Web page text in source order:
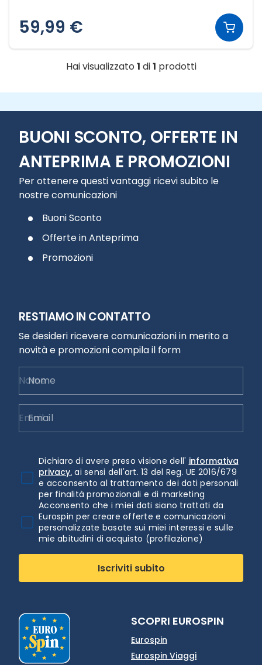
59,99 €
Hai visualizzato 1 di1 prodotti
BUONI SCONTO, OFFERTE IN
ANTEPRIMA E PROMOZIONI
Per ottenere questi vantaggi ricevi subito le
nostre comunicazioni
Buoni Sconto
Offerte in Anteprima
Promozioni
RESTIAMO IN CONTATTO
Se desideri ricevere comunicazioni in merito a
novità e promozioni compila il form
Nome
Email
Dichiaro di avere preso visione dell' informativa
privacy. ai sensi dell'art. 13 del Reg. UE 2016/679
e acconsento al trattamento dei dati personali
per finalità promozionali e di marketing
Acconsento che i miei dati siano trattati da
Eurospin per creare offerte e comunicazioni
personalizzate basate sui miei interessi e sulle
mie abitudini di acquisto (profilazione)
Iscriviti subito
SCOPRI EUROSPIN
Eurospin
Eurospin Viaggi